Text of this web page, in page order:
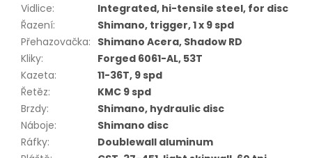
Vidlice:
Integrated, hi-tensile steel, for disc
Řazení:
Shimano, trigger, 1 x 9 spd
Přehazovačka: Shimano Acera, Shadow RD
Kliky:
Forged 6061-AL, 53T
Kazeta:
11-36T, 9 spd
Řetěz:
KMC 9 spd
Brzdy:
Shimano, hydraulic disc
Náboje:
Shimano disc
Ráfky:
Doublewall aluminum